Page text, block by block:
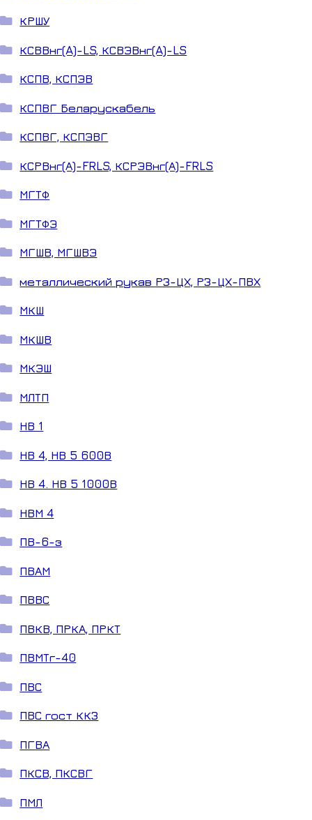
КРШУ
КСВВнг(A)-LS, КСВЭВнг(A)-LS
КСПВ, КСПЭВ
КСПВГ Беларускабель
КСПВГ, КСПЭВГ
КСРВнг(А)-FRLS, КСРЭВнг(А)-FRLS
МГТФ
МГТФЭ
МГШВ, МГШВЭ
металлический рукав РЗ-ЦХ, РЗ-ЦХ-ПВХ
МКШ
МКШВ
МКЭШ
МЛТП
НВ 1
НВ 4, НВ 5 600В
НВ 4. НВ 5 1000В
НВМ 4
ПВ-6-з
ПВАМ
ПВВС
ПВКВ, ПРКА, ПРКТ
ПВМТг-40
ПВС
ПВС гост ККЗ
ПГВА
ПКСВ, ПКСВГ
ПМЛ